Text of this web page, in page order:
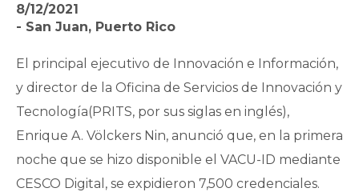
8/12/2021
- San Juan, Puerto Rico
El principal ejecutivo de Innovación e Información,
y director de la Oficina de Servicios de Innovación y
Tecnología(PRITS, por sus siglas en inglés),
Enrique A. Völckers Nin, anunció que, en la primera
noche que se hizo disponible el VACU-ID mediante
CESCO Digital, se expidieron 7,500 credenciales.